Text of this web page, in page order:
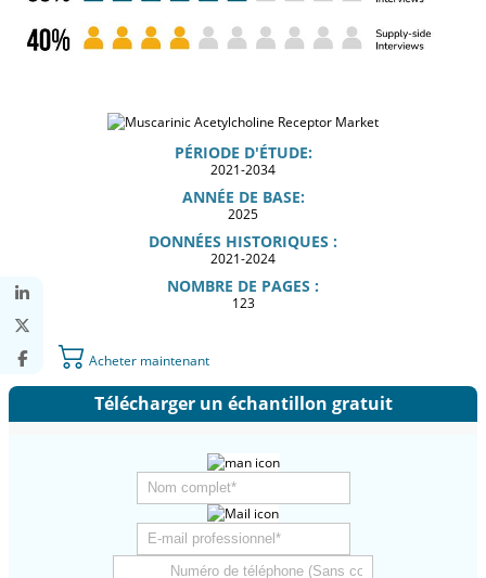
PÉRIODE D'ÉTUDE:
2021-2034
ANNÉE DE BASE:
2025
DONNÉES HISTORIQUES :
2021-2024
NOMBRE DE PAGES :
123
Acheter maintenant
Télécharger un échantillon gratuit